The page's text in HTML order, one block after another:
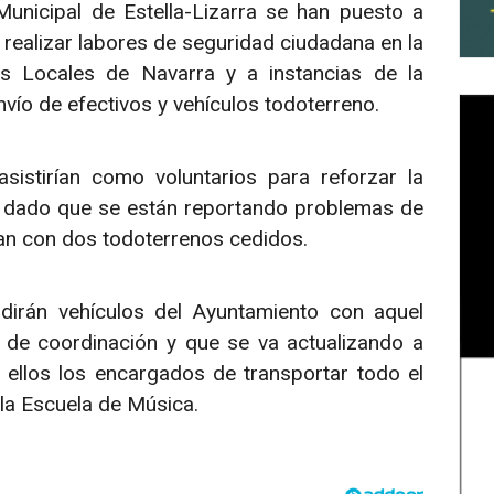
de Estella-Lizarra se han puesto a
labores de seguridad ciudadana en la
Locales de Navarra y a instancias de la
de efectivos y vehículos todoterreno.
como voluntarios para reforzar la
que se están reportando problemas de
con dos todoterrenos cedidos.
vehículos del Ayuntamiento con aquel
coordinación y que se va actualizando a
los encargados de transportar todo el
Escuela de Música.